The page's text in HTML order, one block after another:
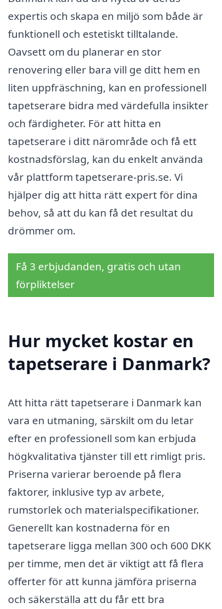
expertis och skapa en miljö som både är
funktionell och estetiskt tilltalande.
Oavsett om du planerar en stor
renovering eller bara vill ge ditt hem en
liten uppfräschning, kan en professionell
tapetserare bidra med värdefulla insikter
och färdigheter. För att hitta en
tapetserare i ditt närområde och få ett
kostnadsförslag, kan du enkelt använda
vår plattform tapetserare-pris.se. Vi
hjälper dig att hitta rätt expert för dina
behov, så att du kan få det resultat du
drömmer om.
Få 3 erbjudanden, gratis och utan
förpliktelser
Hur mycket kostar en
tapetserare i Danmark?
Att hitta rätt tapetserare i Danmark kan
vara en utmaning, särskilt om du letar
efter en professionell som kan erbjuda
högkvalitativa tjänster till ett rimligt pris.
Priserna varierar beroende på flera
faktorer, inklusive typ av arbete,
rumstorlek och materialspecifikationer.
Generellt kan kostnaderna för en
tapetserare ligga mellan 300 och 600 DKK
per timme, men det är viktigt att få flera
offerter för att kunna jämföra priserna
och säkerställa att du får ett bra